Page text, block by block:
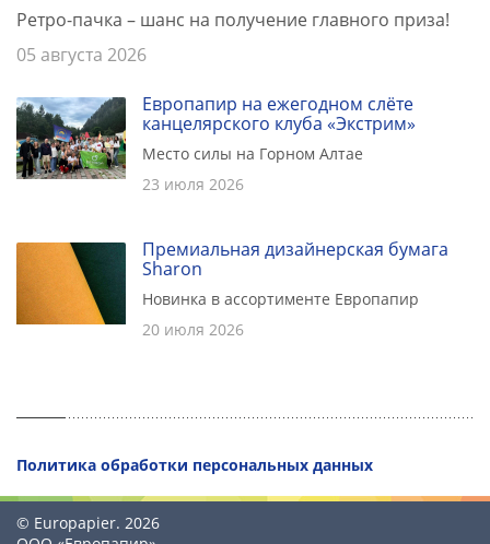
Ретро-пачка – шанс на получение главного приза!
05 августа 2026
Европапир на ежегодном слёте
канцелярского клуба «Экстрим»
Место силы на Горном Алтае
23 июля 2026
Премиальная дизайнерская бумага
Sharon
Новинка в ассортименте Европапир
20 июля 2026
Политика обработки персональных данных
© Europapier. 2026